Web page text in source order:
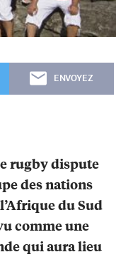
ENVOYEZ
rugby dispute
des nations
du Sud
comme une
qui aura lieu